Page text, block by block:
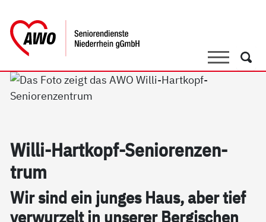
SucheSuche
Wil­li-Hart­kopf-Se­nio­ren­zen­
trum
Wir sind ein jun­ges Haus, aber tief
ver­wur­zelt in un­se­rer Ber­gi­schen